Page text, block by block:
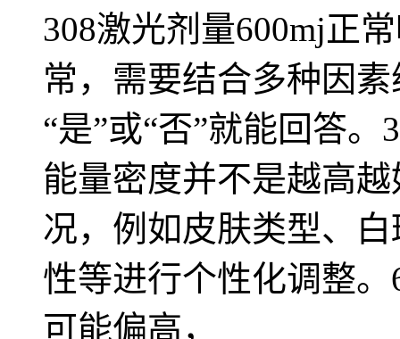
308激光剂量600mj正
常，需要结合多种因
“是”或“否”就能回答
能量密度并不是越高
况，例如皮肤类型、
性等进行个性化调整
可能偏高，